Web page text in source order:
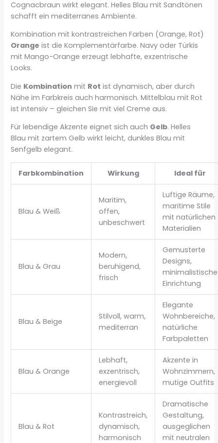
Cognacbraun wirkt elegant. Helles Blau mit Sandtönen
schafft ein mediterranes Ambiente.
Kombination mit kontrastreichen Farben (Orange, Rot)
Orange ist die Komplementärfarbe. Navy oder Türkis
mit Mango-Orange erzeugt lebhafte, exzentrische
Looks.
Die Kombination mit Rot ist dynamisch, aber durch
Nähe im Farbkreis auch harmonisch. Mittelblau mit Rot
ist intensiv – gleichen Sie mit viel Creme aus.
Für lebendige Akzente eignet sich auch Gelb. Helles
Blau mit zartem Gelb wirkt leicht, dunkles Blau mit
Senfgelb elegant.
Farbkombination Wirkung Ideal für
Blau & Weiß
Maritim,
offen,
unbeschwert
Luftige Räume,
maritime Stile
mit natürlichen
Materialien
Blau & Grau
Modern,
beruhigend,
frisch
Gemusterte
Designs,
minimalistische
Einrichtung
Blau & Beige
Stilvoll, warm,
mediterran
Elegante
Wohnbereiche,
natürliche
Farbpaletten
Blau & Orange
Lebhaft,
exzentrisch,
energievoll
Akzente in
Wohnzimmern,
mutige Outfits
Blau & Rot
Kontrastreich,
dynamisch,
harmonisch
Dramatische
Gestaltung,
ausgeglichen
mit neutralen